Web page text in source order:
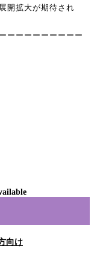
開拡大が期待され
ーーーーーーーーー
向け